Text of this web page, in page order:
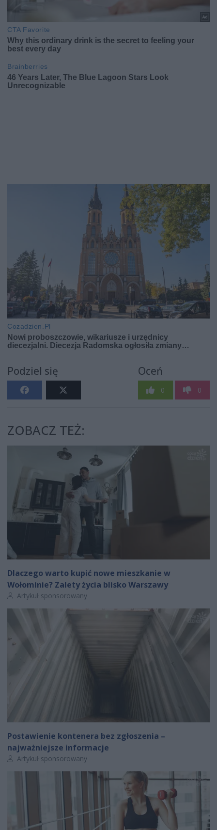
Podziel się Oceń
0 0
ZOBACZ TEŻ:
Dlaczego warto kupić nowe mieszkanie w
Wołominie? Zalety życia blisko Warszawy
Autor artykułu:
Artykuł sponsorowany
Postawienie kontenera bez zgłoszenia –
najważniejsze informacje
Autor artykułu:
Artykuł sponsorowany